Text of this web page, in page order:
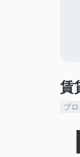
賃
ブ